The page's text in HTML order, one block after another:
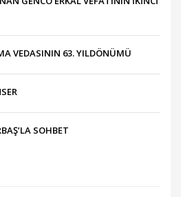
VEDASININ 63. YILDÖNÜMÜ
SOHBET